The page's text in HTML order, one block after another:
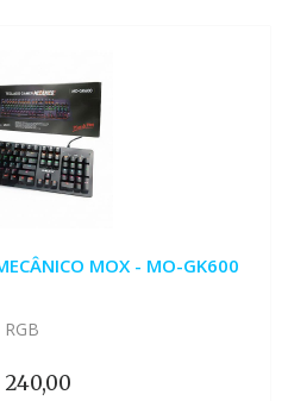
MOX - MO-GK600
RGB
240,00